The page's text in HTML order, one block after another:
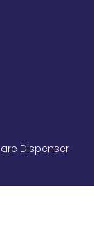
Dispenser